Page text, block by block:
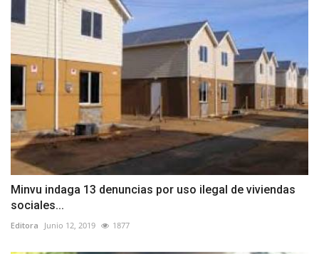
Minvu indaga 13 denuncias por uso ilegal de viviendas
sociales...
Editora Junio 12, 2019 1877